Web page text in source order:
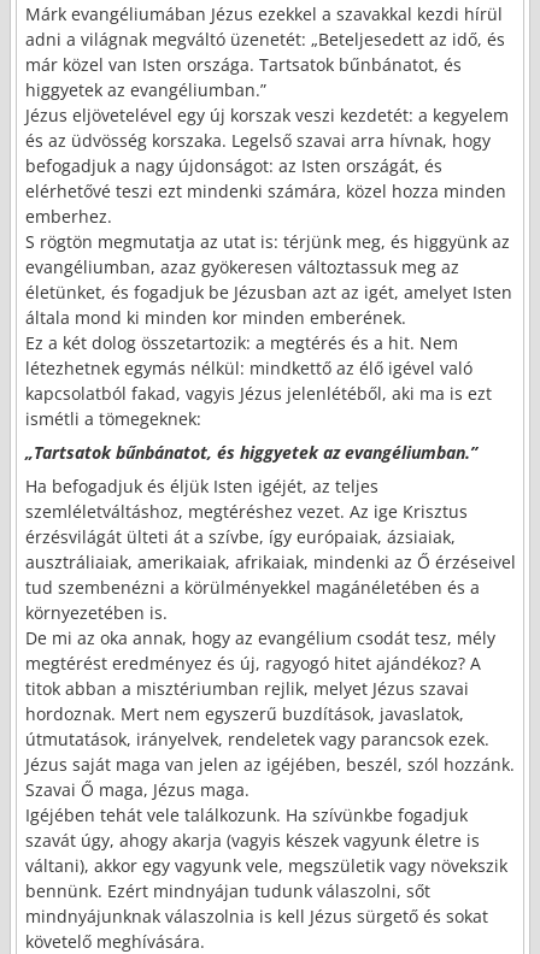
Márk evangéliumában Jézus ezekkel a szavakkal kezdi hírül
adni a világnak megváltó üzenetét: „Beteljesedett az idő, és
már közel van Isten országa. Tartsatok bűnbánatot, és
higgyetek az evangéliumban.”
Jézus eljövetelével egy új korszak veszi kezdetét: a kegyelem
és az üdvösség korszaka. Legelső szavai arra hívnak, hogy
befogadjuk a nagy újdonságot: az Isten országát, és
elérhetővé teszi ezt mindenki számára, közel hozza minden
emberhez.
S rögtön megmutatja az utat is: térjünk meg, és higgyünk az
evangéliumban, azaz gyökeresen változtassuk meg az
életünket, és fogadjuk be Jézusban azt az igét, amelyet Isten
általa mond ki minden kor minden emberének.
Ez a két dolog összetartozik: a megtérés és a hit. Nem
létezhetnek egymás nélkül: mindkettő az élő igével való
kapcsolatból fakad, vagyis Jézus jelenlétéből, aki ma is ezt
ismétli a tömegeknek:
„Tartsatok bűnbánatot, és higgyetek az evangéliumban.”
Ha befogadjuk és éljük Isten igéjét, az teljes
szemléletváltáshoz, megtéréshez vezet. Az ige Krisztus
érzésvilágát ülteti át a szívbe, így európaiak, ázsiaiak,
ausztráliaiak, amerikaiak, afrikaiak, mindenki az Ő érzéseivel
tud szembenézni a körülményekkel magánéletében és a
környezetében is.
De mi az oka annak, hogy az evangélium csodát tesz, mély
megtérést eredményez és új, ragyogó hitet ajándékoz? A
titok abban a misztériumban rejlik, melyet Jézus szavai
hordoznak. Mert nem egyszerű buzdítások, javaslatok,
útmutatások, irányelvek, rendeletek vagy parancsok ezek.
Jézus saját maga van jelen az igéjében, beszél, szól hozzánk.
Szavai Ő maga, Jézus maga.
Igéjében tehát vele találkozunk. Ha szívünkbe fogadjuk
szavát úgy, ahogy akarja (vagyis készek vagyunk életre is
váltani), akkor egy vagyunk vele, megszületik vagy növekszik
bennünk. Ezért mindnyájan tudunk válaszolni, sőt
mindnyájunknak válaszolnia is kell Jézus sürgető és sokat
követelő meghívására.